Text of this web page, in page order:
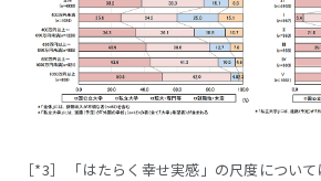
［*3］ 「はたらく幸せ実感」の尺度につい